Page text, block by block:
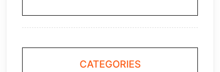
CATEGORIES